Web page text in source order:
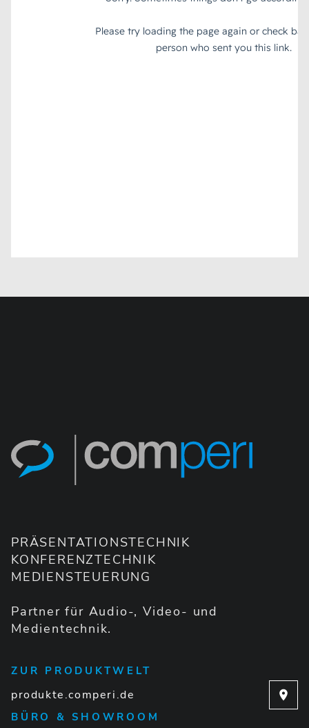
PRÄSENTATIONSTECHNIK
KONFERENZTECHNIK
MEDIENSTEUERUNG
Partner für Audio-, Video- und
Medientechnik.
ZUR PRODUKTWELT
produkte.comperi.de
BÜRO & SHOWROOM